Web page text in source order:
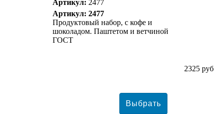
Артикул: 2477
Артикул: 2477
Продуктовый набор, с кофе и
шоколадом. Паштетом и ветчиной
ГОСТ
2325 руб